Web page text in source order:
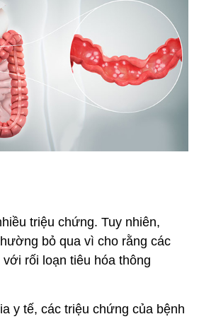
triệu chứng. Tuy nhiên,
bỏ qua vì cho rằng các
rối loạn tiêu hóa thông
y tế, các triệu chứng của bệnh